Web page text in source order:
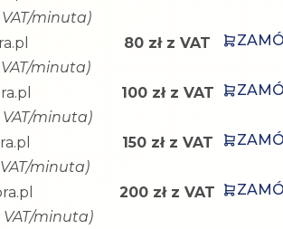
minuta)
minuta)
80 zł z VAT
minuta)
100 zł z VAT
minuta)
150 zł z VAT
minuta)
200 zł z VAT